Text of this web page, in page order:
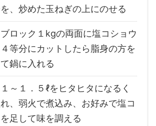
、炒めた玉ねぎの上にのせる
ロック１kgの両面に塩コショウ
等分にカットしたら脂身の方を
鍋に入れる
～１．５ℓをヒタヒタになるく
、弱火で煮込み、お好みで塩コ
足して味を調える